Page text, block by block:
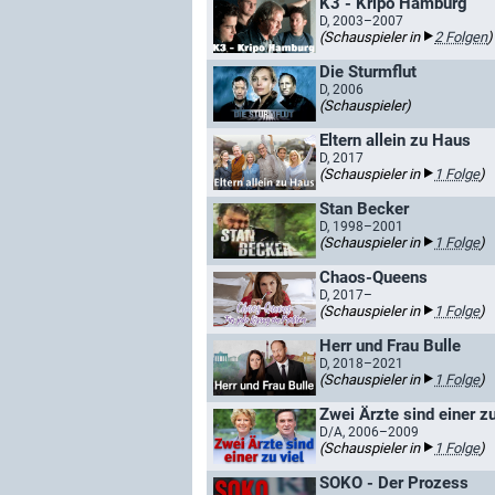
D, 2003–2007
(Schauspieler in 2 Folgen)
Die Sturmflut
D, 2006
(Schauspieler)
Eltern allein zu Haus
D, 2017
(Schauspieler in 1 Folge)
Stan Becker
D, 1998–2001
(Schauspieler in 1 Folge)
Chaos-Queens
D, 2017–
(Schauspieler in 1 Folge)
Herr und Frau Bulle
D, 2018–2021
(Schauspieler in 1 Folge)
Zwei Ärzte sind einer
D/A, 2006–2009
(Schauspieler in 1 Folge)
SOKO - Der Prozess